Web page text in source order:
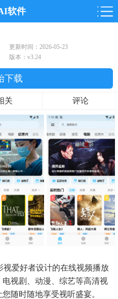
软件
更新时间：2026-05-23
版本：v3.24
下载
关 评论
视爱好者设计的在线视频播放
视剧、动漫、综艺等高清视
随时随地享受视听盛宴。